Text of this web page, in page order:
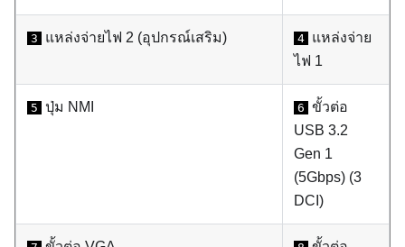
3 แหล่งจ่ายไฟ 2 (อุปกรณ์เสริม) 4 แหล่งจ่าย
ไฟ 1
5 ปุ่ม NMI 6 ขั้วต่อ
USB 3.2
Gen 1
(5Gbps) (3
DCI)